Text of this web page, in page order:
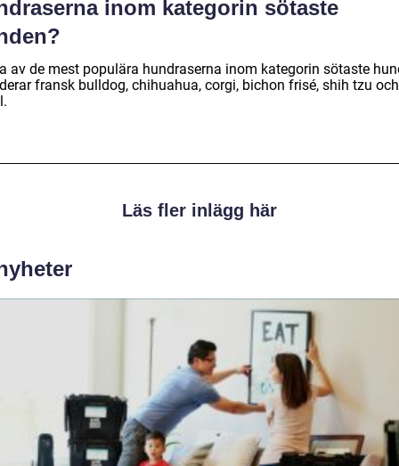
inom kategorin sötaste
av de mest populära hundraserna inom kategorin sötaste
fransk bulldog, chihuahua, corgi, bichon frisé, shih tzu och
Läs fler inlägg här